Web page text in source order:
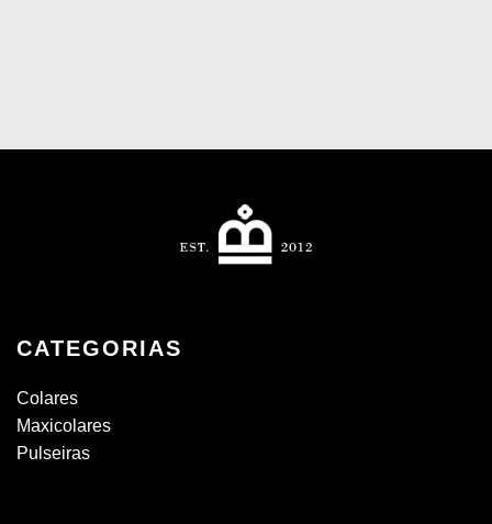
CATEGORIAS
Colares
Maxicolares
Pulseiras